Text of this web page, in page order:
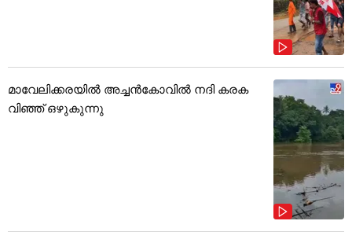
മാവേലിക്കരയിൽ അച്ചൻകോവിൽ നദി കരക
വിഞ്ഞ് ഒഴുകുന്നു